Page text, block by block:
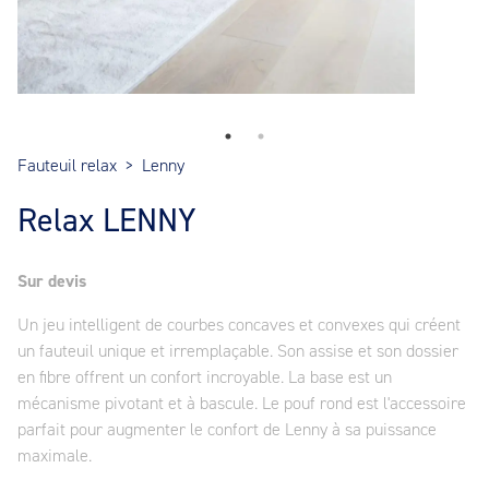
Fauteuil relax > Lenny
Relax LENNY
Sur devis
Un jeu intelligent de courbes concaves et convexes qui créent
un fauteuil unique et irremplaçable. Son assise et son dossier
en fibre offrent un confort incroyable. La base est un
mécanisme pivotant et à bascule. Le pouf rond est l'accessoire
parfait pour augmenter le confort de Lenny à sa puissance
maximale.